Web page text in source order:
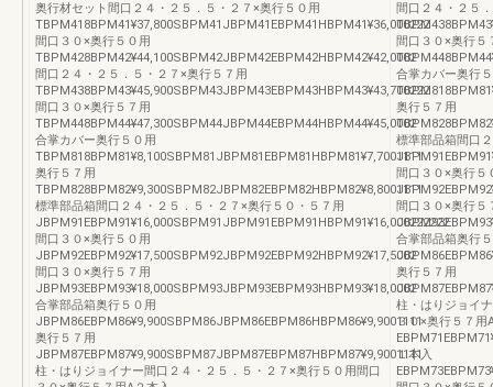
奥行材セット間口２４・２５．５・２７×奥行５０用
TBPM418BPM41¥37,800SBPM41JBPM41EBPM41HBPM41¥36,000222
間口３０×奥行５０用
TBPM428BPM42¥44,100SBPM42JBPM42EBPM42HBPM42¥42,0002
間口２４・２５．５・２７×奥行５７用
TBPM438BPM43¥45,900SBPM43JBPM43EBPM43HBPM43¥43,700222
間口３０×奥行５７用
TBPM448BPM44¥47,300SBPM44JBPM44EBPM44HBPM44¥45,0002
合掌カバー奥行５０用
TBPM818BPM81¥8,100SBPM81JBPM81EBPM81HBPM81¥7,7001111
奥行５７用
TBPM828BPM82¥9,300SBPM82JBPM82EBPM82HBPM82¥8,8001111
標準部品箱間口２４・２５．５・２７×奥行５０・５７用
JBPM91EBPM91¥16,000SBPM91JBPM91EBPM91HBPM91¥16,000222222
間口３０×奥行５０用
JBPM92EBPM92¥17,500SBPM92JBPM92EBPM92HBPM92¥17,5002
間口３０×奥行５７用
JBPM93EBPM93¥18,000SBPM93JBPM93EBPM93HBPM93¥18,0002
合掌部品箱奥行５０用
JBPM86EBPM86¥9,900SBPM86JBPM86EBPM86HBPM86¥9,9001111
奥行５７用
JBPM87EBPM87¥9,900SBPM87JBPM87EBPM87HBPM87¥9,9001111
柱・はりジョイナー間口２４・２５．５・２７×奥行５０用間口
間口２４・２５
間口３０×奥行５
合掌カバー奥行
奥行５７用
標準部品箱間口
間口３０×奥行５
間口３０×奥行５
合掌部品箱奥行
奥行５７用
柱・はりジョイ
３０×奥行５７用
１本入